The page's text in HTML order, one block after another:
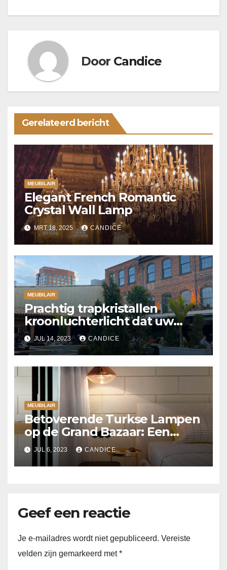
Door Candice
Gerelateerd bericht
MEUBILAIR
Elegant French Romantic
Crystal Wall Lamp
MRT 18, 2025 CANDICE
MEUBILAIR
Prachtig trapkristallen
kroonluchterlicht dat uw
woning verlicht
JUL 14, 2023 CANDICE
MEUBILAIR
Betoverende Turkse Lampen
op de Grand Bazaar: Een
schitterende ervaring!
JUL 6, 2023 CANDICE
Geef een reactie
Je e-mailadres wordt niet gepubliceerd. Vereiste
velden zijn gemarkeerd met*